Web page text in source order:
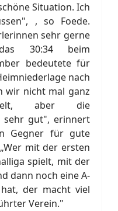
Situation. Ich
, so Foede.
sehr gerne
30:34 beim
bedeutete für
nach
wir nicht mal ganz
aber die
sehr gut", erinnert
Gegner für gute
mit der ersten
spielt, mit der
dann noch eine A-
der macht viel
Verein."